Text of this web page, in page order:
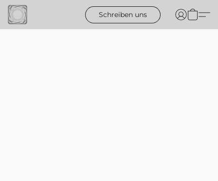
Schreiben uns